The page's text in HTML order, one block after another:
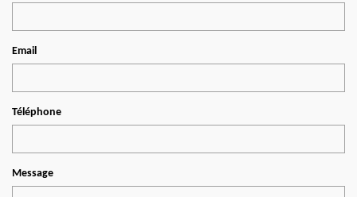
Email
Téléphone
Message